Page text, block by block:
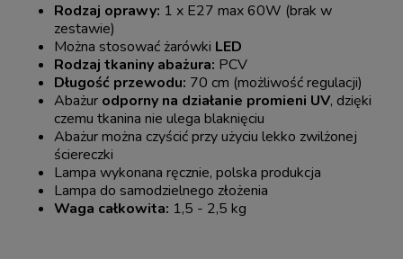
Rodzaj oprawy: 1 x E27 max 60W (brak w
zestawie)
Można stosować żarówki LED
Rodzaj tkaniny abażura: PCV
Długość przewodu: 70 cm (możliwość regulacji)
Abażur odporny na działanie promieni UV, dzięki
czemu tkanina nie ulega blaknięciu
Abażur można czyścić przy użyciu lekko zwilżonej
ściereczki
Lampa wykonana ręcznie, polska produkcja
Lampa do samodzielnego złożenia
Waga całkowita: 1,5 - 2,5 kg